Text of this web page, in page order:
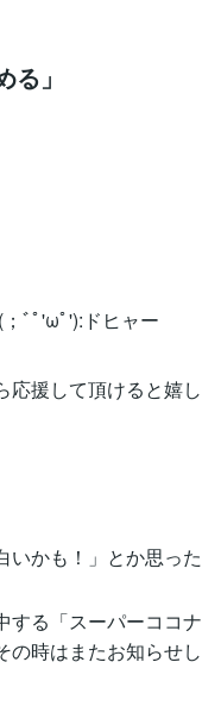
る」
ﾞﾟ'ωﾟ'):ドヒャー
応援して頂けると嬉し
いかも！」とか思った
する「スーパーココナ
の時はまたお知らせし